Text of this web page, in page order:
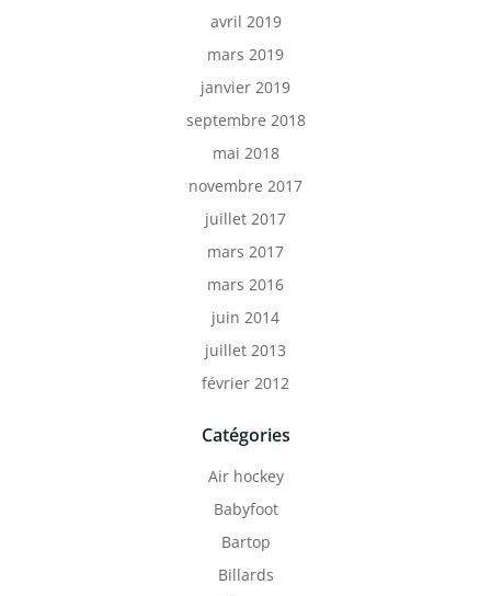
avril 2019
mars 2019
janvier 2019
septembre 2018
mai 2018
novembre 2017
juillet 2017
mars 2017
mars 2016
juin 2014
juillet 2013
février 2012
Catégories
Air hockey
Babyfoot
Bartop
Billards